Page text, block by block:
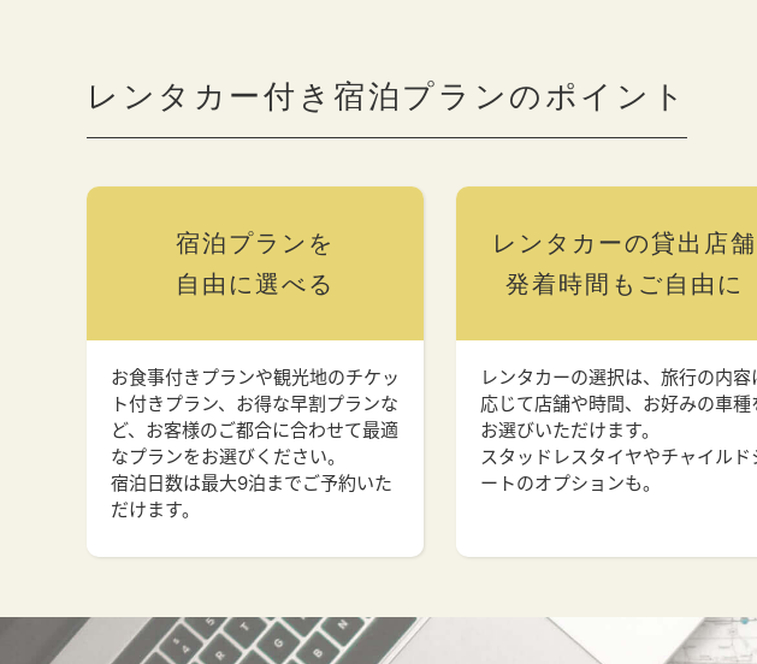
レンタカー付き宿泊プランのポイント
宿泊プランを
自由に選べる
お食事付きプランや観光地のチケッ
ト付きプラン、お得な早割プランな
ど、お客様のご都合に合わせて最適
なプランをお選びください。
宿泊日数は最大9泊までご予約いた
だけます。
レンタカーの貸出店舗
発着時間もご自由に
レンタカーの選択は、旅行の内容
応じて店舗や時間、お好みの車種
お選びいただけます。
スタッドレスタイヤやチャイルド
ートのオプションも。